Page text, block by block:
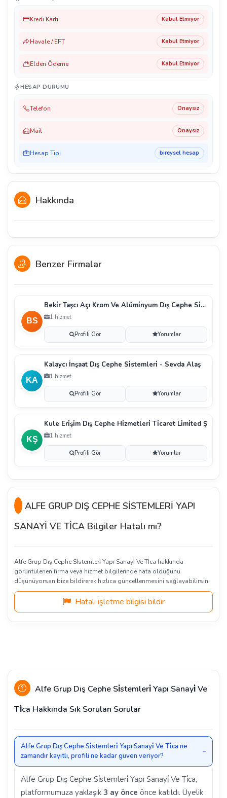
Kredi Kartı Kabul Etmiyor
Havale / EFT Kabul Etmiyor
Elden Ödeme Kabul Etmiyor
HESAP DURUMU
Telefon Onaysız
Mail Onaysız
Hesap Tipi bireysel hesap
Hakkında
Benzer Firmalar
Beki̇r Taşcı Açı Krom Ve Alümi̇nyum Dış Cephe Si̇stem
1 hizmet
Profili Gör Yorumlar
Kalaycı İnşaat Dış Cephe Si̇stemleri̇ - Sevda Alaş
1 hizmet
Profili Gör Yorumlar
Kule Eri̇şi̇m Dış Cephe Hi̇zmetleri̇ Ti̇caret Li̇mi̇ted Ş
1 hizmet
Profili Gör Yorumlar
ALFE GRUP DIŞ CEPHE SİSTEMLERİ YAPI
SANAYİ VE TİCA Bilgiler Hatalı mı?
Alfe Grup Dış Cephe Si̇stemleri̇ Yapı Sanayi̇ Ve Ti̇ca hakkında
görüntülenen firma veya hizmet bilgilerinde hata olduğunu
düşünüyorsan bize bildirerek hızlıca güncellenmesini sağlayabilirsin.
Hatalı işletme bilgisi bildir
Alfe Grup Dış Cephe Si̇stemleri̇ Yapı Sanayi̇ Ve
Ti̇ca Hakkında Sık Sorulan Sorular
Alfe Grup Dış Cephe Si̇stemleri̇ Yapı Sanayi̇ Ve Ti̇ca ne
zamandır kayıtlı, profili ne kadar güven veriyor?
Alfe Grup Dış Cephe Si̇stemleri̇ Yapı Sanayi̇ Ve Ti̇ca,
platformumuza yaklaşık 3 ay önce önce katıldı. Üyelik